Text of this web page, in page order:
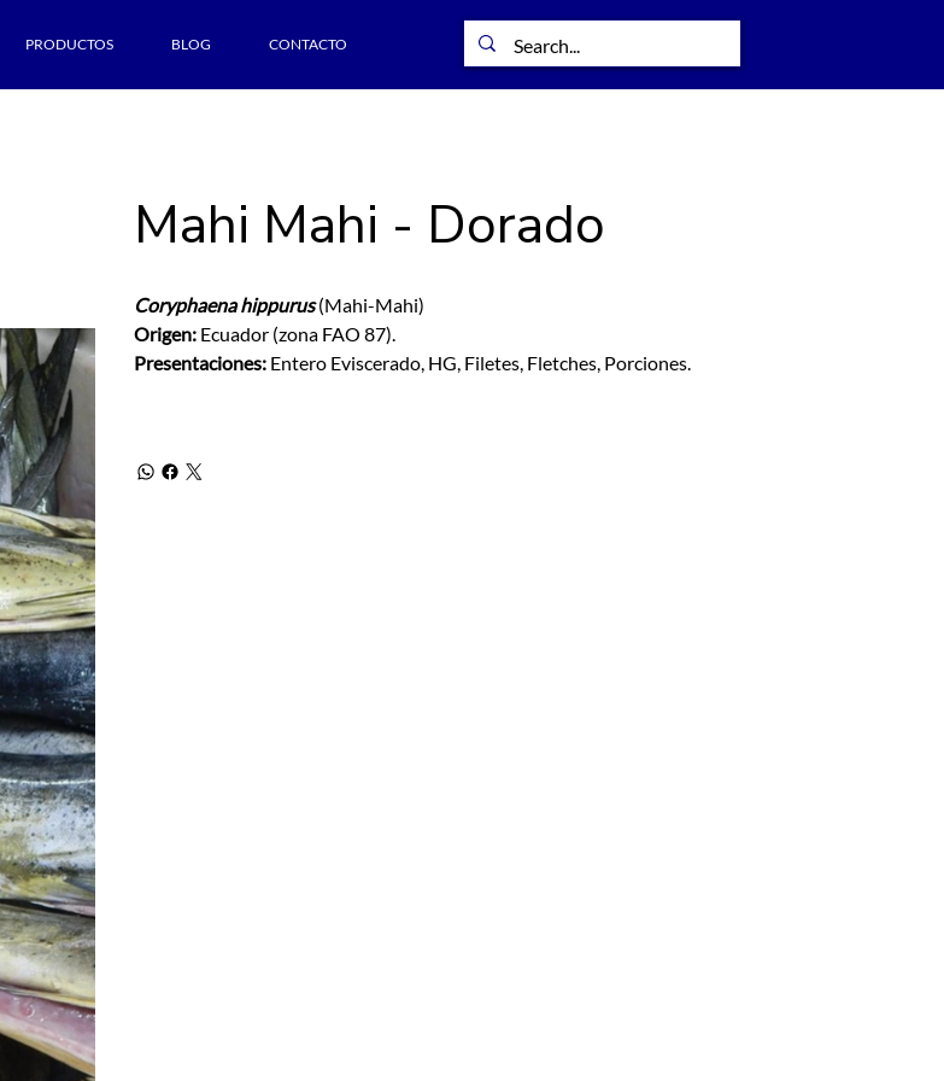
PRODUCTOS BLOG CONTACTO
Mahi Mahi - Dorado
Coryphaena hippurus(Mahi-Mahi)
Origen: Ecuador (zona FAO 87).
Presentaciones: Entero Eviscerado, HG, Filetes, Fletches, Porciones.